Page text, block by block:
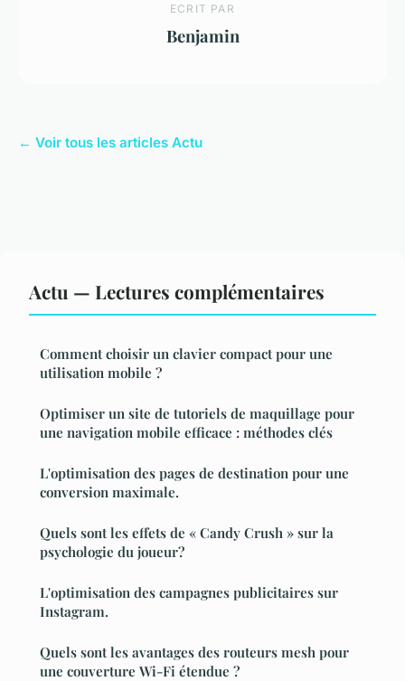
ECRIT PAR
Benjamin
← Voir tous les articles Actu
Actu — Lectures complémentaires
Comment choisir un clavier compact pour une
utilisation mobile ?
Optimiser un site de tutoriels de maquillage pour
une navigation mobile efficace : méthodes clés
L'optimisation des pages de destination pour une
conversion maximale.
Quels sont les effets de « Candy Crush » sur la
psychologie du joueur?
L'optimisation des campagnes publicitaires sur
Instagram.
Quels sont les avantages des routeurs mesh pour
une couverture Wi-Fi étendue ?